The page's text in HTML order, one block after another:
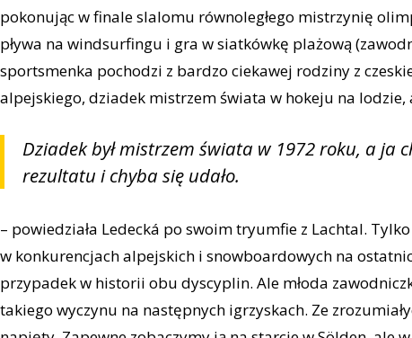
pokonując w finale slalomu równoległego mistrzynię
pływa na windsurfingu i gra w siatkówkę plażową
sportsmenka pochodzi z bardzo ciekawej rodziny z
alpejskiego, dziadek mistrzem świata w hokeju na
Dziadek był mistrzem świata w 1972 roku, a ja
rezultatu i chyba się udało.
– powiedziała Ledecká po swoim tryumfie z Lachtal.
w konkurencjach alpejskich i snowboardowych na
przypadek w historii obu dyscyplin. Ale młoda
takiego wyczynu na następnych igrzyskach. Ze